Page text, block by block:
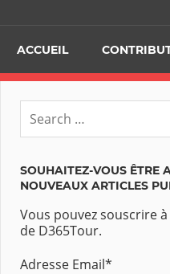
ACCUEIL
SOUHAITEZ-VOUS ÊTRE
NOUVEAUX ARTICLES
Vous pouvez souscrire
de D365Tour.
Adresse Email*